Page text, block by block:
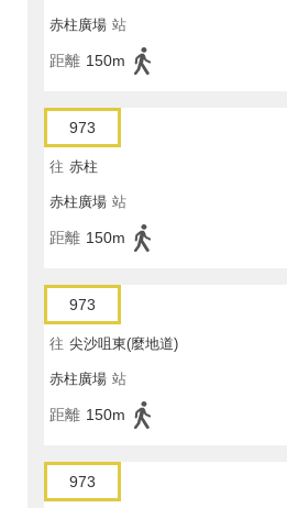
赤柱廣場 站
距離 150m
973
往 赤柱
赤柱廣場 站
距離 150m
973
往 尖沙咀東(麼地道)
赤柱廣場 站
距離 150m
973